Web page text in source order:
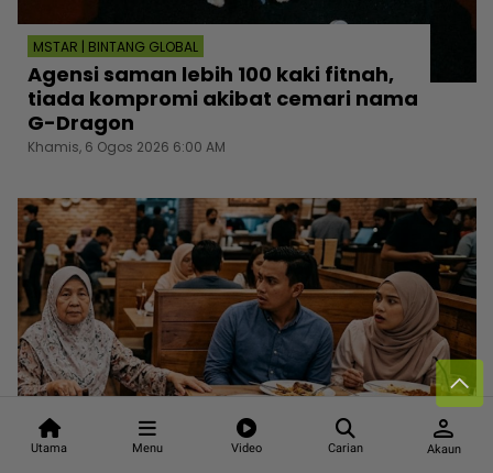
Utama Menu Video Carian
person
Akaun
MSTAR | BINTANG GLOBAL
Agensi saman lebih 100 kaki fitnah,
tiada kompromi akibat cemari nama
G-Dragon
Khamis, 6 Ogos 2026 6:00 AM